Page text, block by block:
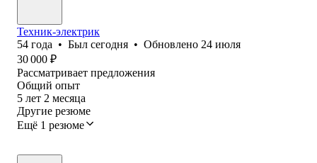
Техник-электрик
54 года • Был сегодня • Обновлено 24 июля
30 000 ₽
Рассматривает предложения
Общий опыт
5 лет 2 месяца
Другие резюме
Ещё 1 резюме